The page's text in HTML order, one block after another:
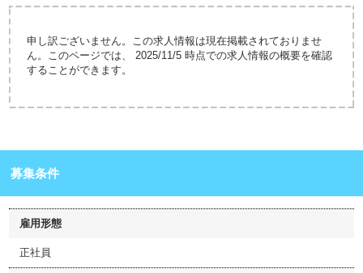
申し訳ございません。この求人情報は現在掲載されておりませ
ん。このページでは、 2025/11/5 時点での求人情報の概要を確認
することができます。
募集条件
雇用形態
正社員